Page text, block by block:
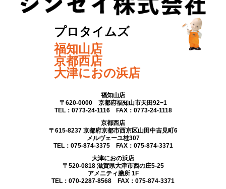
プロタイムズ
福知山店
京都西店
大津におの浜店
福知山店
〒620-0000 京都府福知山市天田92−1
TEL：0773-24-1116 FAX：0773-24-1118
京都西店
〒615-8237 京都府京都市西京区山田中吉見町6
メルヴェーユ桂307
TEL：075-874-3375 FAX：075-874-3371
大津におの浜店
〒520-0818 滋賀県大津市西の庄5-25
アメニティ膳所 1F
TEL：070-2287-8568 FAX：075-874-3371